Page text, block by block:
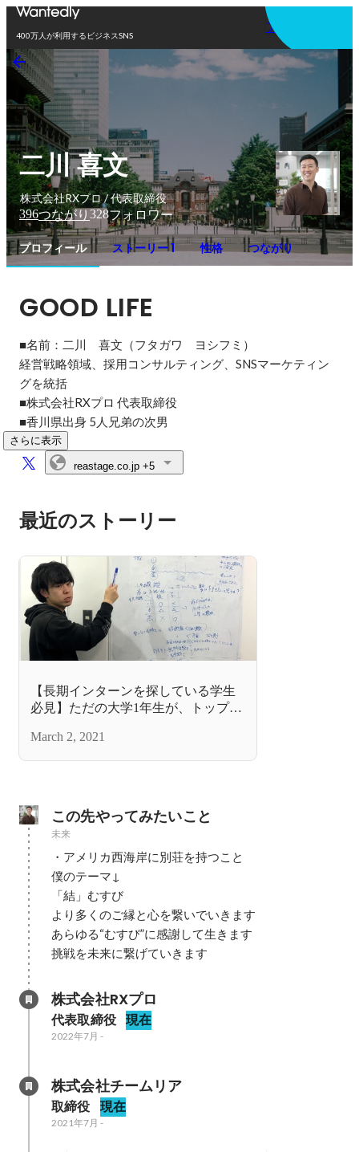
400万人が利用するビジネスSNS
アプリを使う
二川 喜文
株式会社RXプロ / 代表取締役
396つながり 328フォロワー
プロフィール ストーリー 1 性格 つながり
GOOD LIFE
■名前：二川　喜文（フタガワ　ヨシフミ）
経営戦略領域、採用コンサルティング、SNSマーケティン
グを統括
■株式会社RXプロ 代表取締役
■香川県出身 5人兄弟の次男
さらに表示
reastage.co.jp +5
最近のストーリー
【長期インターンを探している学生
必見】ただの大学1年生が、トップ営
長を経験できた理由とは？
March 2, 2021
この先やってみたいこと
未来
・アメリカ西海岸に別荘を持つこと
僕のテーマ↓
「結」むすび
より多くのご縁と心を繋いでいきます
あらゆる“むすび”に感謝して生きます
挑戦を未来に繋げていきます
株式会社RXプロ
代表取締役 現在
2022年7月 -
株式会社チームリア
取締役 現在
2021年7月 -